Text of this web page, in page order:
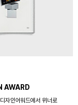
AWARD
인어워드에서 위너로